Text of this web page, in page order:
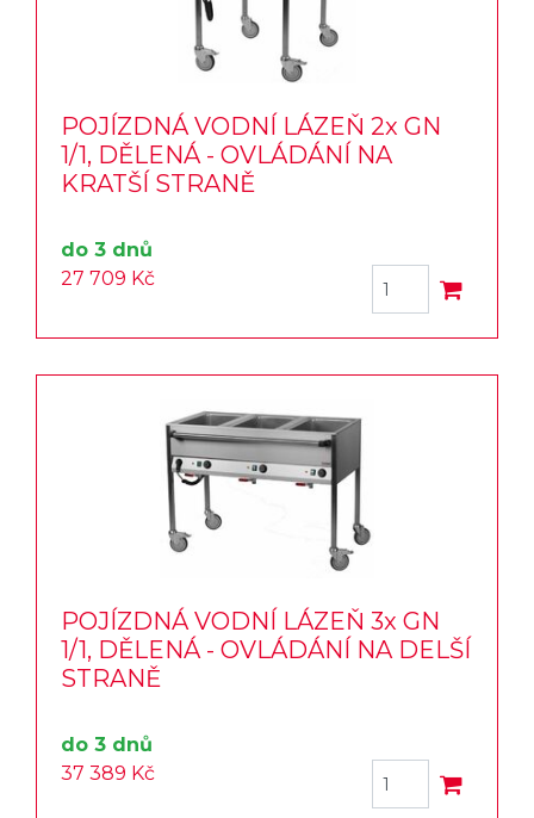
POJÍZDNÁ VODNÍ LÁZEŇ 2x GN
1/1, DĚLENÁ - OVLÁDÁNÍ NA
KRATŠÍ STRANĚ
do 3 dnů
27 709 Kč
POJÍZDNÁ VODNÍ LÁZEŇ 3x GN
1/1, DĚLENÁ - OVLÁDÁNÍ NA DELŠÍ
STRANĚ
do 3 dnů
37 389 Kč